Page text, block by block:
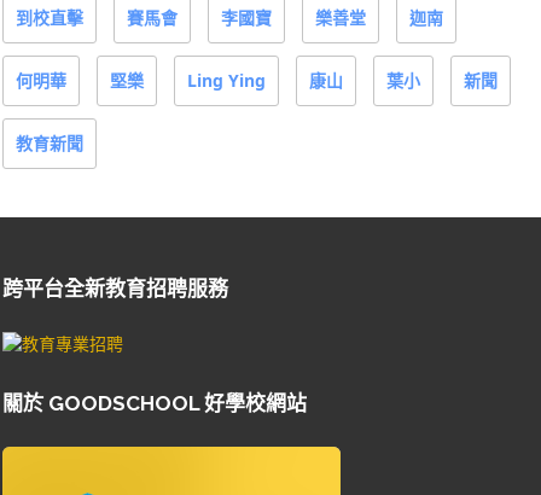
到校直擊 賽馬會 李國寶 樂善堂 迦南
何明華 堅樂 Ling Ying 康山 葉小 新聞
教育新聞
跨平台全新教育招聘服務
關於 GOODSCHOOL 好學校網站